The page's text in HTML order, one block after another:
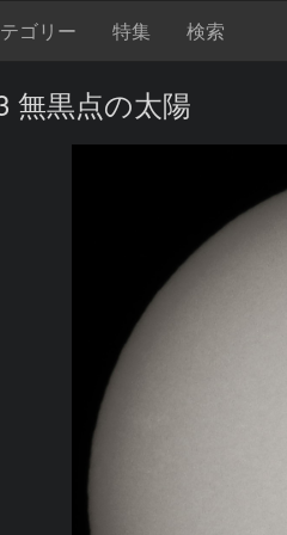
ゴリー 特集 検索
無黒点の太陽